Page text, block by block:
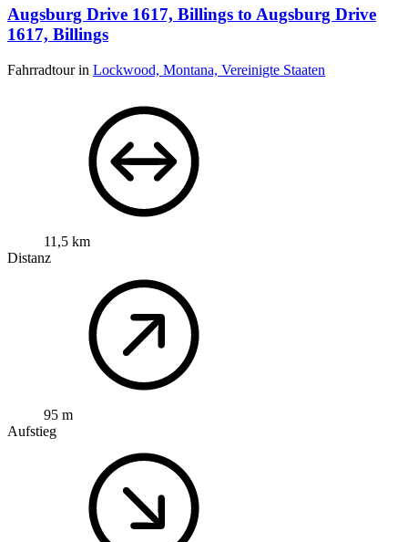
Augsburg Drive 1617, Billings to Augsburg Drive
1617, Billings
Fahrradtour in Lockwood, Montana, Vereinigte Staaten
11,5 km
Distanz
95 m
Aufstieg